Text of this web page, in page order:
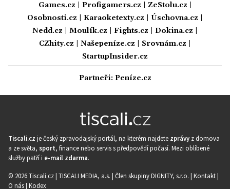
Games.cz
Profigamers.cz ZeStolu.cz
Osobnosti.cz
Karaoketexty.cz Úschovna.cz
Nedd.cz
Moulík.cz Fights.cz Dokina.cz
CZhity.cz
Našepeníze.cz Srovnám.cz
StartupInsider.cz
Partneři: Peníze.cz
Tiscali.cz je český zpravodajský portál, na kterém najdete zprávy z domova
a ze světa, sport, finance nebo servis s předpovědí počasí. Mezi oblíbené
služby patří i e-mail zdarma.
© 2026 Tiscali.cz | TISCALI MEDIA, a.s. | Člen skupiny DIGNITY, s.r.o. | Kontakt|
O nás| Kodex